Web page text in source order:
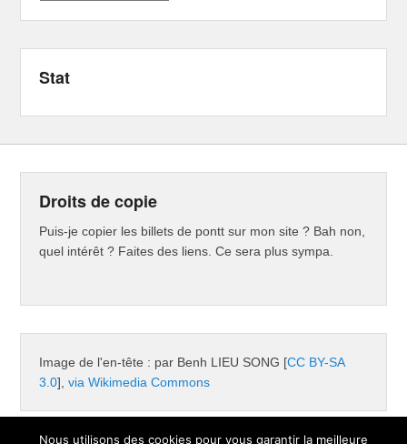
Stat
Droits de copie
Puis-je copier les billets de pontt sur mon site ? Bah non,
quel intérêt ? Faites des liens. Ce sera plus sympa.
Image de l'en-tête : par Benh LIEU SONG [CC BY-SA
3.0],via Wikimedia Commons
Nous utilisons des cookies pour vous garantir la meilleure